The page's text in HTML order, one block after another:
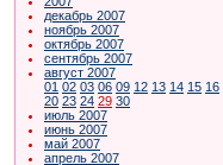
декабрь 2007
ноябрь 2007
октябрь 2007
сентябрь 2007
август 2007
01 02 03 06 09 12 13 14 15 16
20 23 24 29 30
июль 2007
июнь 2007
май 2007
апрель 2007